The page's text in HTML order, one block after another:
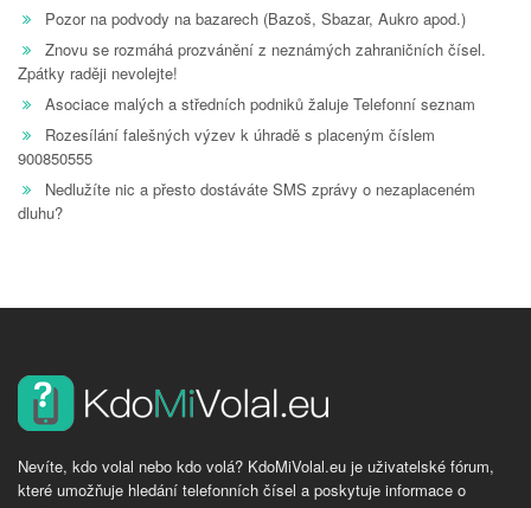
Pozor na podvody na bazarech (Bazoš, Sbazar, Aukro apod.)
Znovu se rozmáhá prozvánění z neznámých zahraničních čísel.
Zpátky raději nevolejte!
Asociace malých a středních podniků žaluje Telefonní seznam
Rozesílání falešných výzev k úhradě s placeným číslem
900850555
Nedlužíte nic a přesto dostáváte SMS zprávy o nezaplaceném
dluhu?
Nevíte, kdo volal nebo kdo volá? KdoMiVolal.eu je uživatelské fórum,
které umožňuje hledání telefonních čísel a poskytuje informace o